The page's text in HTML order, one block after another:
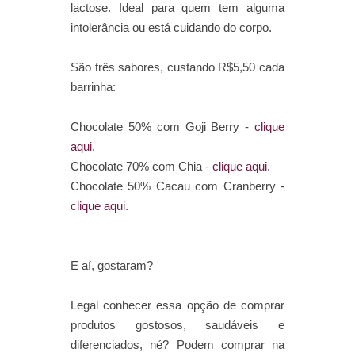
lactose. Ideal para quem tem alguma
intolerância ou está cuidando do corpo.
São três sabores, custando R$5,50 cada
barrinha:
Chocolate 50% com Goji Berry - clique
aqui.
Chocolate 70% com Chia - clique aqui.
Chocolate 50% Cacau com Cranberry -
clique aqui.
E aí, gostaram?
Legal conhecer essa opção de comprar
produtos gostosos, saudáveis e
diferenciados, né? Podem comprar na